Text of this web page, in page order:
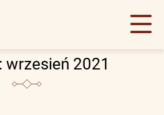
wrzesień 2021